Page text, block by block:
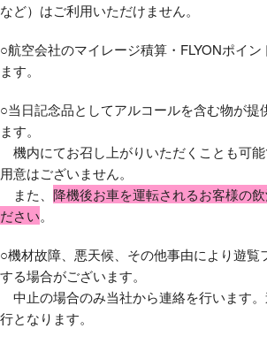
など）はご利用いただけません。
○航空会社のマイレージ積算・FLYONポイ
ます。
○当日記念品としてアルコールを含む物が提
ます。
機内にてお召し上がりいただくことも可
用意はございません。
また、 降機後お車を運転されるお客様の
ださい。
○機材故障、悪天候、その他事由により遊覧
する場合がございます。
中止の場合のみ当社から連絡を行います
行となります。